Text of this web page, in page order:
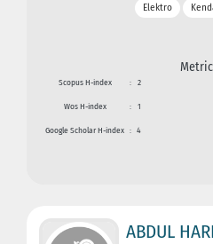
Elektro
Scopus H-index : 2
Wos H-index : 1
Google Scholar H-index : 4
ABDUL